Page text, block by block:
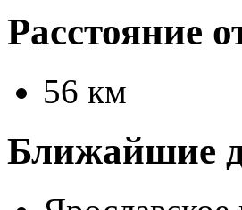
Расстояние
56 км
Ближайшие